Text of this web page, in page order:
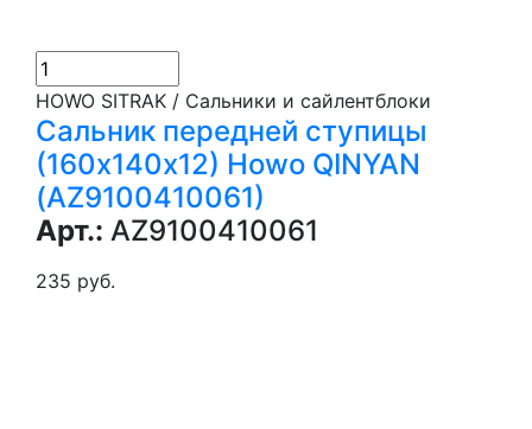
HOWO SITRAK / Сальники и сайлентблоки
Сальник передней ступицы
(160х140х12) Howo QINYAN
(AZ9100410061)
Арт.: AZ9100410061
235 руб.